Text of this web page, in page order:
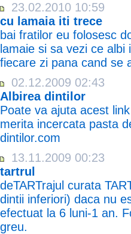
23.02.2010 10:59
cu lamaia iti trece
bai fratilor eu folosesc
lamaie si sa vezi ce
fiecare zi pana cand se
02.12.2009 02:43
Albirea dintilor
Poate va ajuta acest
merita incercata pasta
dintilor.com
13.11.2009 00:23
tartrul
deTARTrajul curata
dintii inferiori) daca nu
efectuat la 6 luni-1 an.
greu.